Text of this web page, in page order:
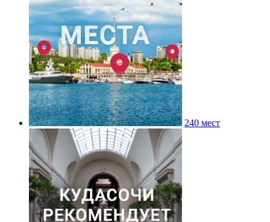
240 мест